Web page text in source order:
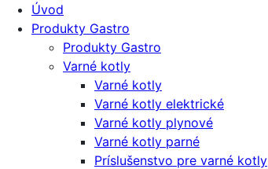
Úvod
Produkty Gastro
Produkty Gastro
Varné kotly
Varné kotly
Varné kotly elektrické
Varné kotly plynové
Varné kotly parné
Príslušenstvo pre varné kotly